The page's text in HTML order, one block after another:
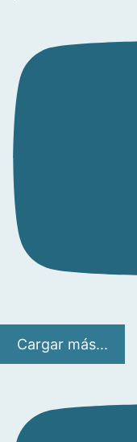
Cargar más...